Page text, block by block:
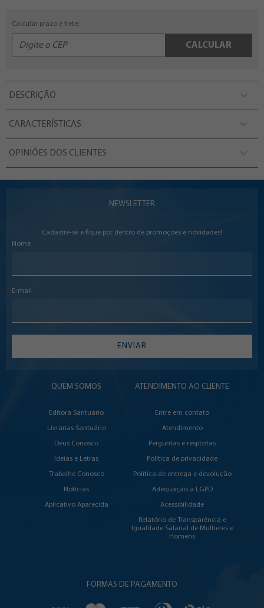
Calcular prazo e frete:
CALCULAR
DESCRIÇÃO
CARACTERÍSTICAS
OPINIÕES DOS CLIENTES
NEWSLETTER
Cadastre-se e fique por dentro de promoções e novidades!
Nome
E-mail
ENVIAR
QUEM SOMOS
Editora Santuário
Livrarias Santuário
Deus Conosco
Ideias e Letras
Trabalhe Conosco
Notícias
Aplicativo Aparecida
ATENDIMENTO AO CLIENTE
Entre em contato
Atendimento
Perguntas e respostas
Política de privacidade
Política de entrega e devolução
Adequação a LGPD
Acessibilidade
Relatório de Transparência e
Igualdade Salarial de Mulheres e
Homens
FORMAS DE PAGAMENTO